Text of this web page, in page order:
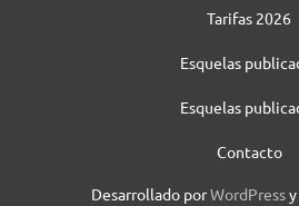
Tarifas 2026
Esquelas
Esquelas
Contacto
Desarrollado porWordPressy